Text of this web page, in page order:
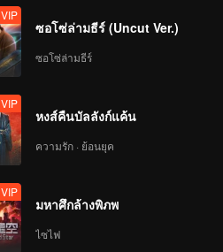
Celebrates
VIP
Episode 5(Part 1): Pro
Digs a Well by Hand,
Raising the Bar for
VIP
Zhang Xindong
Pierces Through
VIP
Twins Shave Their
Heads for Rebirth,
VIP
ซอโซ่ล่ามธีร์ (Uncut Ver.)
ซอโซ่ล่ามธีร์
VIP
หงส์คืนบัลลังก์แค้น
ความรัก · ย้อนยุค
VIP
มหาศึกล้างพิภพ
ไซไฟ